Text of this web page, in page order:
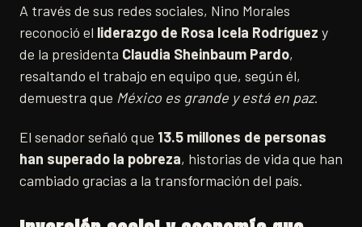
A través de sus redes sociales, Nino Morales
reconoció el liderazgo de Rosa Icela Rodríguez y
de la presidenta Claudia Sheinbaum Pardo,
resaltando el trabajo en equipo que, según él,
demuestra que México es grande y está en paz.
El senador señaló que 13.5 millones de personas
han superado la pobreza, historias de vida que han
cambiado gracias a la transformación del país.